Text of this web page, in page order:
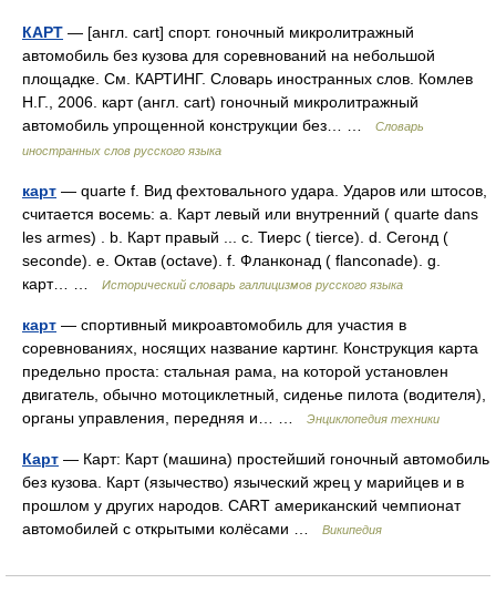
КАРТ — [англ. cart] спорт. гоночный микролитражный
автомобиль без кузова для соревнований на небольшой
площадке. См. КАРТИНГ. Словарь иностранных слов. Комлев
Н.Г., 2006. карт (англ. cart) гоночный микролитражный
автомобиль упрощенной конструкции без… …
Словарь
иностранных слов русского языка
карт — quarte f. Вид фехтовального удара. Ударов или штосов,
считается восемь: а. Карт левый или внутренний ( quarte dans
les armes) . b. Карт правый ... c. Тиерс ( tierce). d. Сегонд (
seconde). e. Октав (octave). f. Фланконад ( flanconade). g.
карт… …
Исторический словарь галлицизмов русского языка
карт — спортивный микроавтомобиль для участия в
соревнованиях, носящих название картинг. Конструкция карта
предельно проста: стальная рама, на которой установлен
двигатель, обычно мотоциклетный, сиденье пилота (водителя),
органы управления, передняя и… …
Энциклопедия техники
Карт — Карт: Карт (машина) простейший гоночный автомобиль
без кузова. Карт (язычество) языческий жрец у марийцев и в
прошлом у других народов. CART американский чемпионат
автомобилей с открытыми колёсами …
Википедия